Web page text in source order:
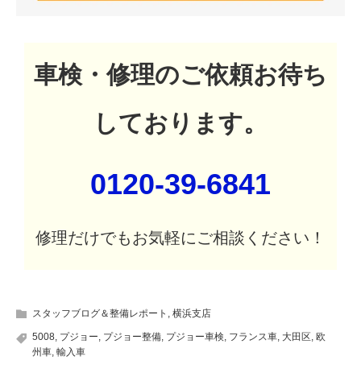
車検・修理のご依頼お待ち
しております。
0120-39-6841
修理だけでもお気軽にご相談ください！
スタッフブログ＆整備レポート , 横浜支店
5008, プジョー, プジョー整備, プジョー車検, フランス車, 大田区, 欧
州車, 輸入車